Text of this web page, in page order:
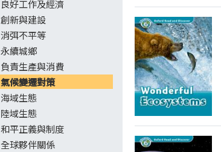
良好工作及經濟
創新與建設
消弭不平等
永續城鄉
負責生產與消費
氣候變遷對策
海域生態
陸域生態
和平正義與制度
全球夥伴關係